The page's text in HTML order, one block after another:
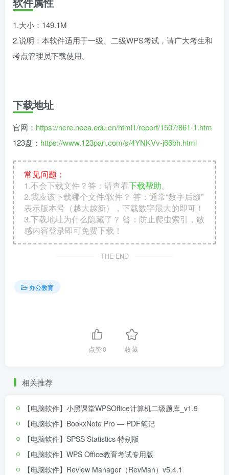
1.大小：149.1M
2.说明：本软件适用于一级、二级WPS考试，请广大考生和
考点管理员下载使用。
下载地址
官网： https://ncre.neea.edu.cn/html1/report/1507/861-1.htm
123盘： https://www.123pan.com/s/4YNKVv-j66bh.html
常见问题：
1.不会下载文件？答：请查看下载帮助。
2.我应该下载哪个文件/软件？ 答：通常“数字后缀”
表示版本号（越大越新），下载数字最大的即可！
3.下载地址为什么隐藏了？ 答：防止爬虫索引，敏
感内容登录即可免费下载！
THE END
办公教育
点赞0 收藏
相关推荐
【电脑软件】小黑课堂WPSOffice计算机二级题库_v1.9
【电脑软件】BookxNote Pro — PDF笔记
【电脑软件】SPSS Statistics 特别版
【电脑软件】WPS Office教育考试专用版
【电脑软件】Review Manager（RevMan）v5.4.1